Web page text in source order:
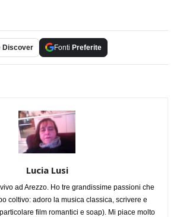
Discover Fonti Preferite
Lucia Lusi
ad Arezzo. Ho tre grandissime passioni che
coltivo: adoro la musica classica, scrivere e
film romantici e soap). Mi piace molto